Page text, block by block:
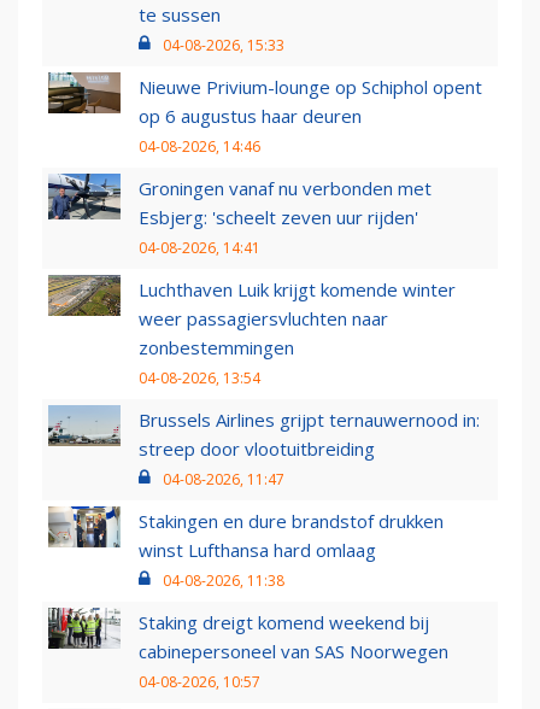
te sussen
04-08-2026, 15:33
Nieuwe Privium-lounge op Schiphol opent
op 6 augustus haar deuren
04-08-2026, 14:46
Groningen vanaf nu verbonden met
Esbjerg: 'scheelt zeven uur rijden'
04-08-2026, 14:41
Luchthaven Luik krijgt komende winter
weer passagiersvluchten naar
zonbestemmingen
04-08-2026, 13:54
Brussels Airlines grijpt ternauwernood in:
streep door vlootuitbreiding
04-08-2026, 11:47
Stakingen en dure brandstof drukken
winst Lufthansa hard omlaag
04-08-2026, 11:38
Staking dreigt komend weekend bij
cabinepersoneel van SAS Noorwegen
04-08-2026, 10:57